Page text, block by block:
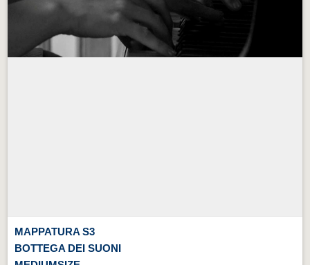
MAPPATURA S3
BOTTEGA DEI SUONI